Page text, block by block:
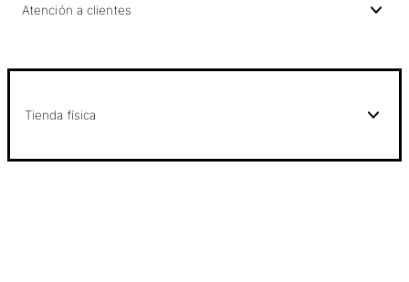
Atención a clientes
Tienda física